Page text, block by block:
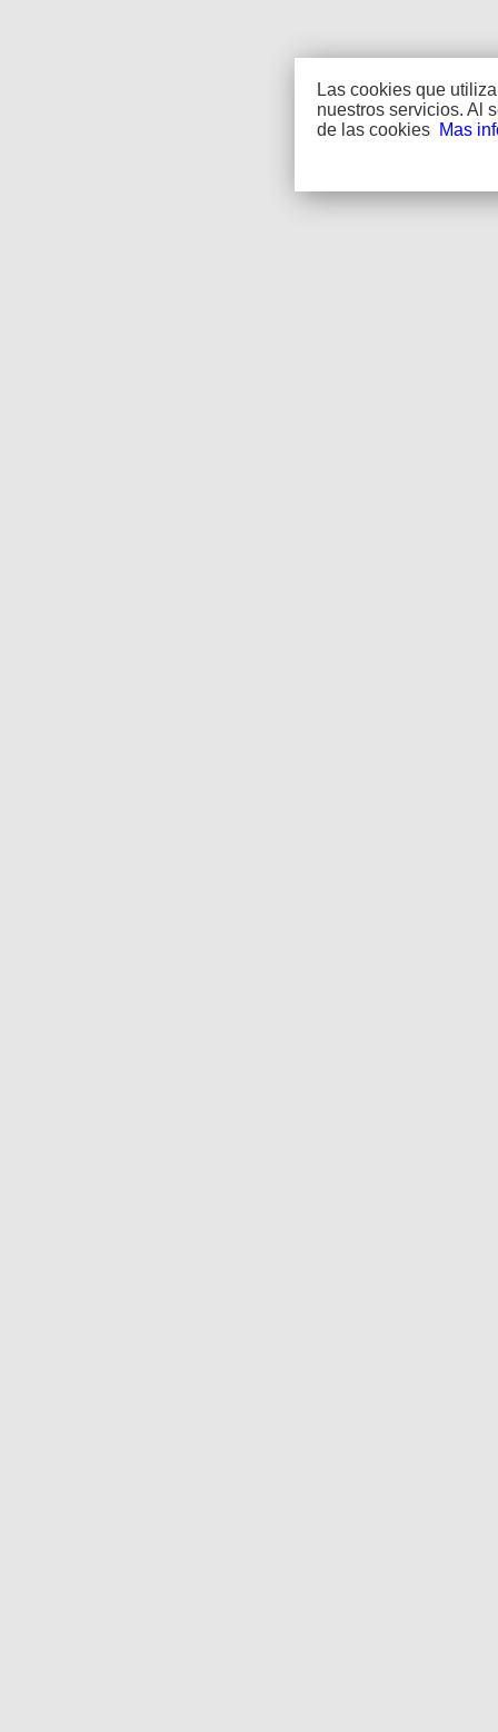
Las cookies que
nuestros servicios. Al
de las cookies
Mas